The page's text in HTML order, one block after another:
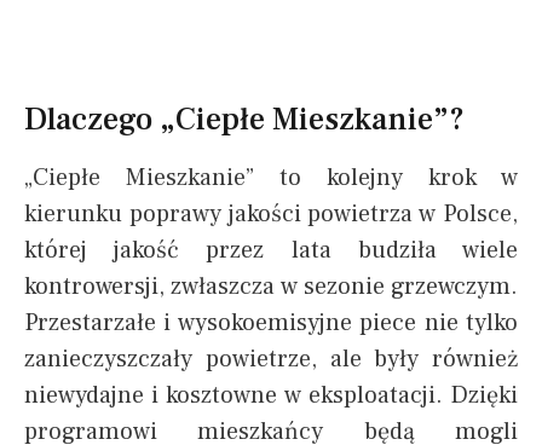
Dlaczego „Ciepłe Mieszkanie”?
„Ciepłe Mieszkanie” to kolejny krok w
kierunku poprawy jakości powietrza w Polsce,
której jakość przez lata budziła wiele
kontrowersji, zwłaszcza w sezonie grzewczym.
Przestarzałe i wysokoemisyjne piece nie tylko
zanieczyszczały powietrze, ale były również
niewydajne i kosztowne w eksploatacji. Dzięki
programowi mieszkańcy będą mogli